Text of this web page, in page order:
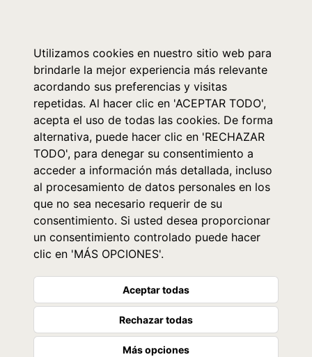
Utilizamos cookies en nuestro sitio web para
brindarle la mejor experiencia más relevante
acordando sus preferencias y visitas
repetidas. Al hacer clic en 'ACEPTAR TODO',
acepta el uso de todas las cookies. De forma
alternativa, puede hacer clic en 'RECHAZAR
TODO', para denegar su consentimiento a
acceder a información más detallada, incluso
al procesamiento de datos personales en los
que no sea necesario requerir de su
consentimiento. Si usted desea proporcionar
un consentimiento controlado puede hacer
clic en 'MÁS OPCIONES'.
Aceptar todas
Rechazar todas
Más opciones